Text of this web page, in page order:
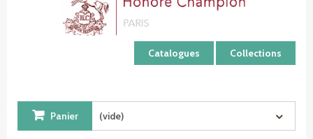
Catalogues Collections
Panier (vide)